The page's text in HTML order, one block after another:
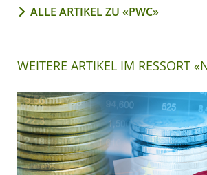
ALLE ARTIKEL ZU «PWC»
WEITERE ARTIKEL IM RESSORT